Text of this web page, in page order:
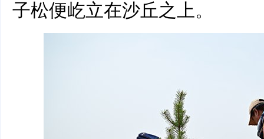
子松便屹立在沙丘之上。